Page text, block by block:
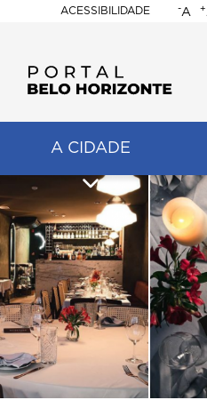
ACESSIBILIDADE
BELO
-A +
A CIDADE